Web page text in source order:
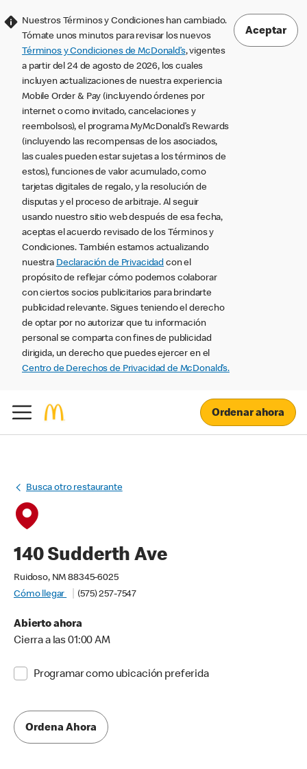
Nuestros Términos y Condiciones han cambiado.
Tómate unos minutos para revisar los nuevos
Términos y Condiciones de McDonald’s, vigentes
a partir del 24 de agosto de 2026, los cuales
incluyen actualizaciones de nuestra experiencia
Mobile Order & Pay (incluyendo órdenes por
internet o como invitado, cancelaciones y
reembolsos), el programa MyMcDonald’s Rewards
(incluyendo las recompensas de los asociados,
las cuales pueden estar sujetas a los términos de
estos), funciones de valor acumulado, como
tarjetas digitales de regalo, y la resolución de
disputas y el proceso de arbitraje. Al seguir
usando nuestro sitio web después de esa fecha,
aceptas el acuerdo revisado de los Términos y
Condiciones. También estamos actualizando
nuestra Declaración de Privacidad con el
propósito de reflejar cómo podemos colaborar
con ciertos socios publicitarios para brindarte
publicidad relevante. Sigues teniendo el derecho
de optar por no autorizar que tu información
personal se comparta con fines de publicidad
dirigida, un derecho que puedes ejercer en el
Centro de Derechos de Privacidad de McDonald’s.
Aceptar
Ordenar ahora
Busca otro restaurante
140 Sudderth Ave
Ruidoso, NM 88345-6025
Cómo llegar
(575) 257-7547
Abierto ahora
Cierra a las 01:00 AM
Programar como ubicación preferida
Ordena Ahora